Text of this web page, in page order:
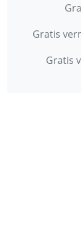
Gratis
Gratis